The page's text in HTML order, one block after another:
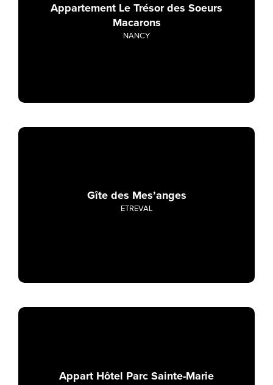
Appartement Le Trésor des Soeurs
Macarons
NANCY
Gîte des Mes’anges
ETREVAL
Appart Hôtel Parc Sainte-Marie